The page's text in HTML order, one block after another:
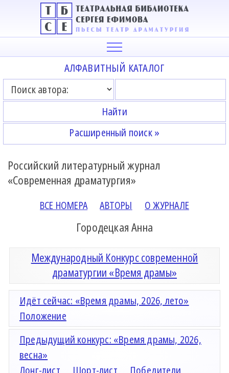
АЛФАВИТНЫЙ КАТАЛОГ
Расширенный поиск »
Российский литературный журнал
«Современная драматургия»
ВСЕ НОМЕРА АВТОРЫ О ЖУРНАЛЕ
Городецкая Анна
Международный Конкурс современной
драматургии «Время драмы»
Идёт сейчас: «Время драмы, 2026, лето»
Положение
Предыдущий конкурс: «Время драмы, 2026,
весна»